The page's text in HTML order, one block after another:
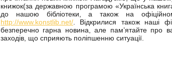
книжок(за державною програмою «Українська
до нашою бібліотеки, а також на
http://www.konstlib.net/ . Відкрилися також наші
безперечно гарна новина, але пам’ятайте про
заходів, що сприяють поліпшенню ситуації.